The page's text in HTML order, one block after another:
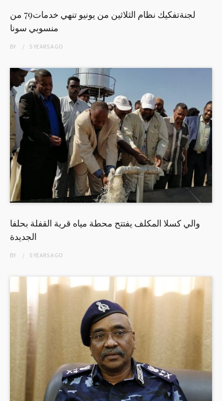
لجنةتفكيك نظام الثلاثين من يونيو تنهي خدمات79 من
منسوبي سونا
BY 5 YEARSAGO
والي كسلا المكلف يفتتح محطة مياه قرية القفلة بحلفا
الجديدة
BY 5 YEARSAGO